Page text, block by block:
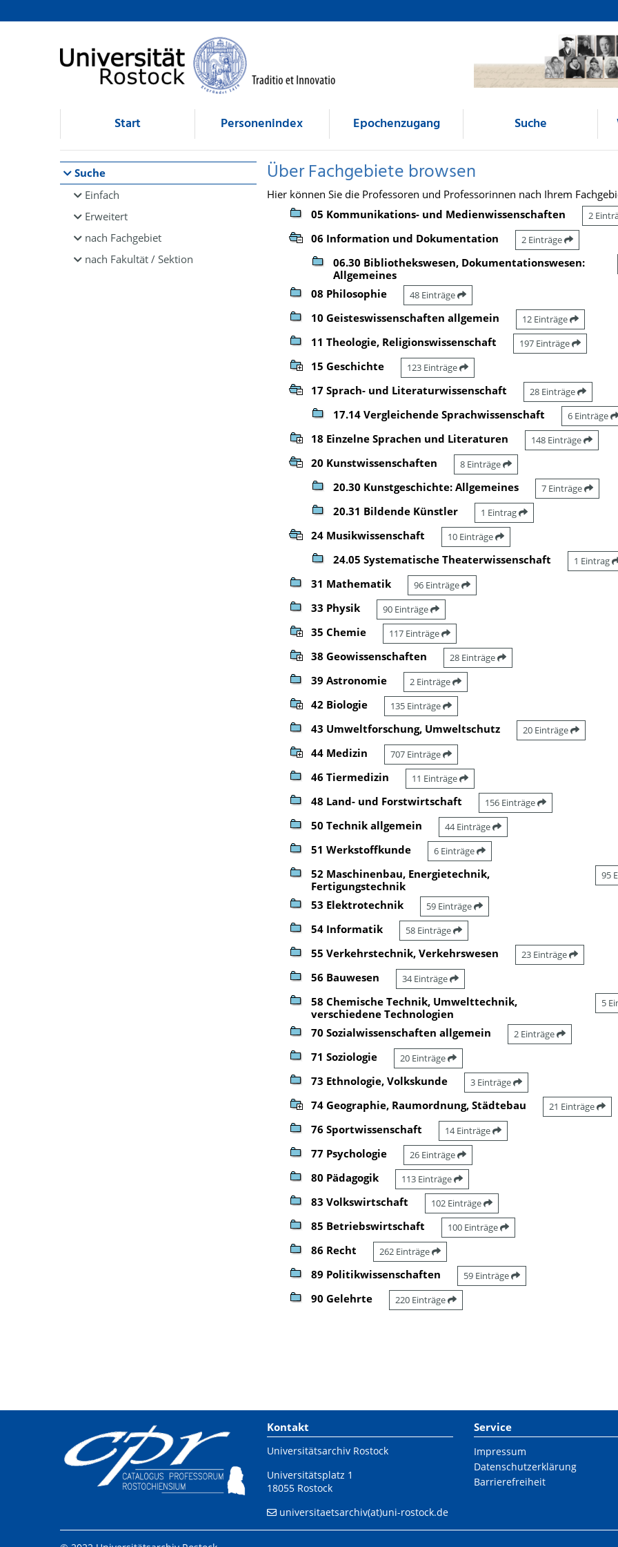
Browsen
direkt zum Inhalt
Start Personenindex Epochenzugang Suche
Suche
Einfach
Erweitert
nach Fachgebiet
nach Fakultät / Sektion
Über Fachgebiete browsen
Hier können Sie die Professoren und Professorinnen nach Ihrem
05 Kommunikations- und Medienwissenschaften
2
06 Information und Dokumentation 2 Einträge
06.30 Bibliothekswesen, Dokumentationswesen:
Allgemeines
08 Philosophie 48 Einträge
10 Geisteswissenschaften allgemein 12 Einträge
11 Theologie, Religionswissenschaft 197 Einträge
15 Geschichte 123 Einträge
17 Sprach- und Literaturwissenschaft 28 Einträge
17.14 Vergleichende Sprachwissenschaft 6 Einträge
18 Einzelne Sprachen und Literaturen 148 Einträge
20 Kunstwissenschaften 8 Einträge
20.30 Kunstgeschichte: Allgemeines 7 Einträge
20.31 Bildende Künstler 1 Eintrag
24 Musikwissenschaft 10 Einträge
24.05 Systematische Theaterwissenschaft 1 Eintrag
31 Mathematik 96 Einträge
33 Physik 90 Einträge
35 Chemie 117 Einträge
38 Geowissenschaften 28 Einträge
39 Astronomie 2 Einträge
42 Biologie 135 Einträge
43 Umweltforschung, Umweltschutz 20 Einträge
44 Medizin 707 Einträge
46 Tiermedizin 11 Einträge
48 Land- und Forstwirtschaft 156 Einträge
50 Technik allgemein 44 Einträge
51 Werkstoffkunde 6 Einträge
52 Maschinenbau, Energietechnik,
Fertigungstechnik
95
53 Elektrotechnik 59 Einträge
54 Informatik 58 Einträge
55 Verkehrstechnik, Verkehrswesen 23 Einträge
56 Bauwesen 34 Einträge
58 Chemische Technik, Umwelttechnik,
verschiedene Technologien
5
70 Sozialwissenschaften allgemein 2 Einträge
71 Soziologie 20 Einträge
73 Ethnologie, Volkskunde 3 Einträge
74 Geographie, Raumordnung, Städtebau 21 Einträge
76 Sportwissenschaft 14 Einträge
77 Psychologie 26 Einträge
80 Pädagogik 113 Einträge
83 Volkswirtschaft 102 Einträge
85 Betriebswirtschaft 100 Einträge
86 Recht 262 Einträge
89 Politikwissenschaften 59 Einträge
90 Gelehrte 220 Einträge
Kontakt
Universitätsarchiv Rostock
Universitätsplatz 1
18055 Rostock
universitaetsarchiv(at)uni-rostock.de
Service
Impressum
Datenschutzerklärung
Barrierefreiheit